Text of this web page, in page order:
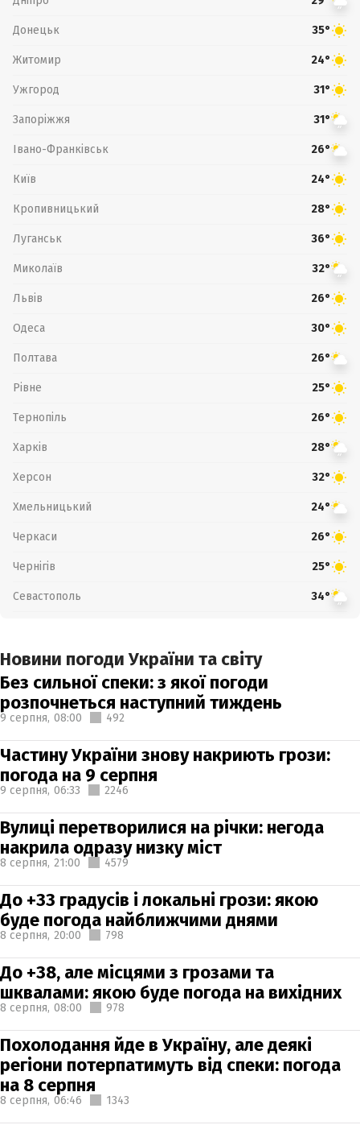
Донецьк 35°
Житомир 24°
Ужгород 31°
Запоріжжя 31°
Івано-Франківськ 26°
Київ 24°
Кропивницький 28°
Луганськ 36°
Миколаїв 32°
Львів 26°
Одеса 30°
Полтава 26°
Рівне 25°
Тернопіль 26°
Харків 28°
Херсон 32°
Хмельницький 24°
Черкаси 26°
Чернігів 25°
Севастополь 34°
Новини погоди України та світу
Без сильної спеки: з якої погоди
розпочнеться наступний тиждень
9 серпня, 08:00 492
Частину України знову накриють грози:
погода на 9 серпня
9 серпня, 06:33 2246
Вулиці перетворилися на річки: негода
накрила одразу низку міст
8 серпня, 21:00 4579
До +33 градусів і локальні грози: якою
буде погода найближчими днями
8 серпня, 20:00 798
До +38, але місцями з грозами та
шквалами: якою буде погода на вихідних
8 серпня, 08:00 978
Похолодання йде в Україну, але деякі
регіони потерпатимуть від спеки: погода
на 8 серпня
8 серпня, 06:46 1343